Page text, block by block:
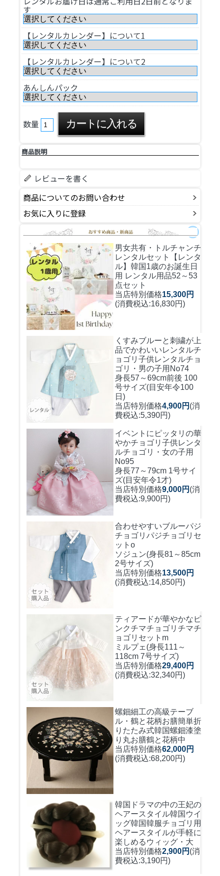
す
【レンタルカレンダー】について1
【レンタルカレンダー】について2
あんしんパック
数量
商品説明
レビューを書く
商品についてのお問い合わせ
お気に入りに登録
男女共有・トルチャンチ
レンタルセット
【レンタ
ル】韓国1歳のお誕生日
用 レンタル用品52～53
点セット
当店特別価格15,300円
(消費税込:16,830円)
くすみブルーと刺繍が上
品でかわいいレンタルチ
ョゴリ 子供レンタルチョ
ゴリ・男の子用No74
身長57～69cm前後 100
号サイズ(目安年令100
日)
当店特別価格4,900円 (消
費税込:5,390円)
イベントにピッタリの華
やかチョゴリ 子供レンタ
ルチョゴリ・女の子用
No95
身長77～79cm 1号サイ
ズ(目安年令1才)
当店特別価格9,000円 (消
費税込:9,900円)
合わせやすいブルーパジ
チョゴリ パジチョゴリセ
ットo
ソジュン(身長81～85cm
2号サイズ)
当店特別価格13,500円
(消費税込:14,850円)
ティアードが華やかなピ
ンクチマチョゴリ チマチ
ョゴリセットm
ミルプェ(身長111～
118cm 7号サイズ)
当店特別価格29,400円
(消費税込:32,340円)
螺鈿細工の高級テーブ
ル・鶴と花柄お膳簡単折
りたたみ式韓国螺鈿漆塗
り丸お膳鶴と花柄中
当店特別価格62,000円
(消費税込:68,200円)
韓国ドラマの中の王妃の
ヘアースタイル韓国ウイ
ッグ韓国韓服チョゴリ用
ヘアースタイルが手軽に
楽しめるウィッグ・大
当店特別価格2,900円 (消
費税込:3,190円)